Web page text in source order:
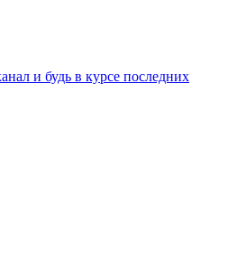
и будь в курсе последних